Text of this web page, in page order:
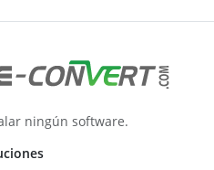
ningún software.